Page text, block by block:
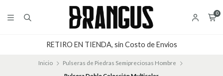
0
RETIRO EN TIENDA, sin Costo de Envios
Inicio
Pulseras de Piedras Semipreciosas Hombre